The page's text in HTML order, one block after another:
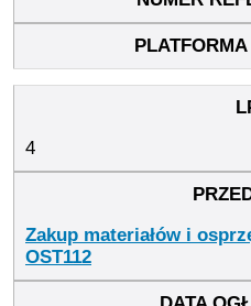
4
Zakup materiałów i
OST112